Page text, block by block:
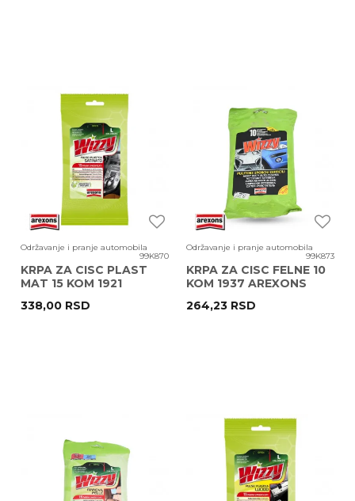
Održavanje i pranje automobila
99K870
KRPA ZA CISC PLAST
MAT 15 KOM 1921
338,00 RSD
Održavanje i pranje automobila
99K873
KRPA ZA CISC FELNE 10
KOM 1937 AREXONS
264,23 RSD